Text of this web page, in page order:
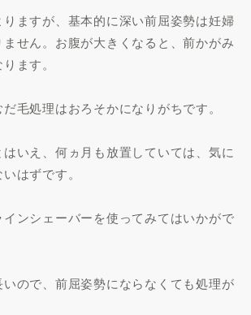
ますが、基本的に深い前屈姿勢は妊婦
せん。お腹が大きくなると、前かがみ
ます。
毛処理はおろそかになりがちです。
いえ、何ヵ月も放置していては、気に
はずです。
ンシェーバーを使ってみてはいかがで
ので、前屈姿勢にならなくても処理が